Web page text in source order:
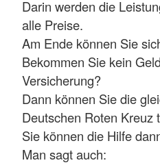
Darin werden die
alle Preise.
Am Ende können Sie
Bekommen Sie kein
Versicherung?
Dann können Sie die
Deutschen Roten Kreuz
Sie können die Hilfe
Man sagt auch: